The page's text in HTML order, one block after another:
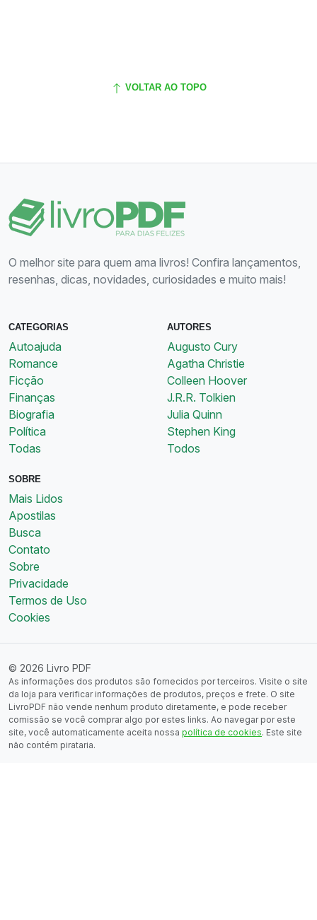
VOLTAR AO TOPO
O melhor site para quem ama livros! Confira lançamentos,
resenhas, dicas, novidades, curiosidades e muito mais!
CATEGORIAS
Autoajuda
Romance
Ficção
Finanças
Biografia
Política
Todas
AUTORES
Augusto Cury
Agatha Christie
Colleen Hoover
J.R.R. Tolkien
Julia Quinn
Stephen King
Todos
SOBRE
Mais Lidos
Apostilas
Busca
Contato
Sobre
Privacidade
Termos de Uso
Cookies
© 2026 Livro PDF
As informações dos produtos são fornecidos por terceiros. Visite o site
da loja para verificar informações de produtos, preços e frete. O site
LivroPDF não vende nenhum produto diretamente, e pode receber
comissão se você comprar algo por estes links. Ao navegar por este
site, você automaticamente aceita nossa política de cookies. Este site
não contém pirataria.